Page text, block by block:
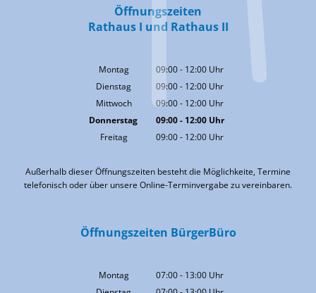
Öffnungszeiten
Rathaus I und Rathaus II
Montag 09:00- 12:00 Uhr
Von 09:00 bis 12:00 Uhr
Dienstag 09:00- 12:00 Uhr
Von 09:00 bis 12:00 Uhr
Mittwoch 09:00- 12:00 Uhr
Von 09:00 bis 12:00 Uhr
Donnerstag 09:00- 12:00Uhr
Von 09:00 bis 12:00 Uhr
Freitag 09:00- 12:00 Uhr
Außerhalb dieser Öffnungszeiten besteht die Möglichkeite, Termine
telefonisch oder über unsere Online-Terminvergabe zu vereinbaren.
Öffnungszeiten BürgerBüro
Montag 07:00- 13:00 Uhr
Von 07:00 bis 13:00 Uhr